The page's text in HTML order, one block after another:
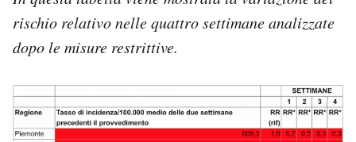
rischio relativo nelle quattro settimane analizzate
dopo le misure restrittive.